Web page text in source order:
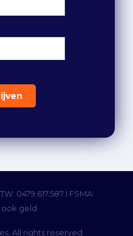
0479.617.587 I FSMA:
ook geld
All rights reserved